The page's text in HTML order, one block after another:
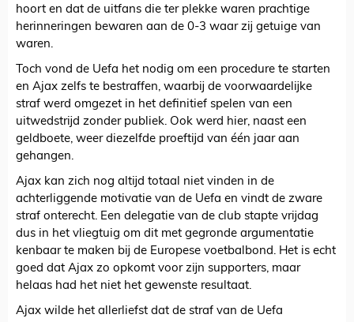
hoort en dat de uitfans die ter plekke waren prachtige
herinneringen bewaren aan de 0-3 waar zij getuige van
waren.
Toch vond de Uefa het nodig om een procedure te starten
en Ajax zelfs te bestraffen, waarbij de voorwaardelijke
straf werd omgezet in het definitief spelen van een
uitwedstrijd zonder publiek. Ook werd hier, naast een
geldboete, weer diezelfde proeftijd van één jaar aan
gehangen.
Ajax kan zich nog altijd totaal niet vinden in de
achterliggende motivatie van de Uefa en vindt de zware
straf onterecht. Een delegatie van de club stapte vrijdag
dus in het vliegtuig om dit met gegronde argumentatie
kenbaar te maken bij de Europese voetbalbond. Het is echt
goed dat Ajax zo opkomt voor zijn supporters, maar
helaas had het niet het gewenste resultaat.
Ajax wilde het allerliefst dat de straf van de Uefa